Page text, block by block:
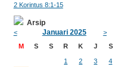
2 Korintus 8:1-15
Arsip
< Januari 2025
>
M
S S R K J S
1 2 3
4